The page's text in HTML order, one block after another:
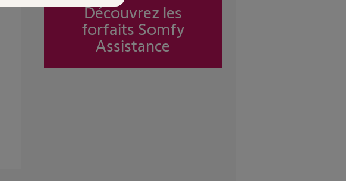
Découvrez les
forfaits Somfy
Assistance